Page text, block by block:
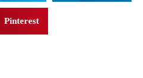
Pinterest